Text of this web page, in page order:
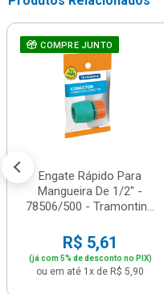
COMPRE JUNTO
Engate Rápido Para
Mangueira De 1/2" -
78506/500 - Tramontin...
R$ 5,61
(já com 5% de desconto no PIX)
ou em até 1x de R$ 5,90